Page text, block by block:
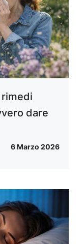
rimedi
dare
6 Marzo 2026